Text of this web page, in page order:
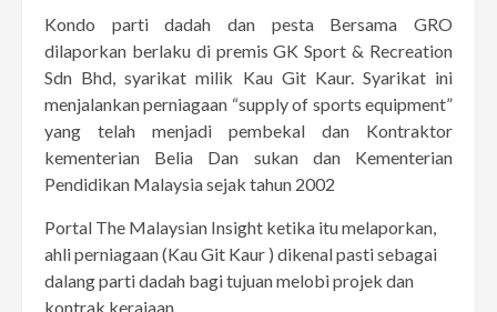
Kondo parti dadah dan pesta Bersama GRO
dilaporkan berlaku di premis GK Sport & Recreation
Sdn Bhd, syarikat milik Kau Git Kaur. Syarikat ini
menjalankan perniagaan “supply of sports equipment”
yang telah menjadi pembekal dan Kontraktor
kementerian Belia Dan sukan dan Kementerian
Pendidikan Malaysia sejak tahun 2002
Portal The Malaysian Insight ketika itu melaporkan,
ahli perniagaan (Kau Git Kaur ) dikenal pasti sebagai
dalang parti dadah bagi tujuan melobi projek dan
kontrak kerajaan.